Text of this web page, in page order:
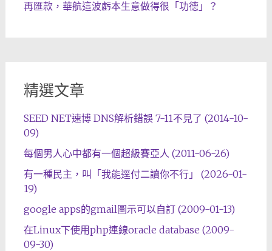
再匯款，華航這波虧本生意做得很「功德」？
精選文章
SEED NET速博 DNS解析錯誤 7-11不見了 (2014-10-
09)
每個男人心中都有一個超級賽亞人 (2011-06-26)
有一種民主，叫「我能逕付二讀你不行」 (2026-01-
19)
google apps的gmail圖示可以自訂 (2009-01-13)
在Linux下使用php連線oracle database (2009-
09-30)